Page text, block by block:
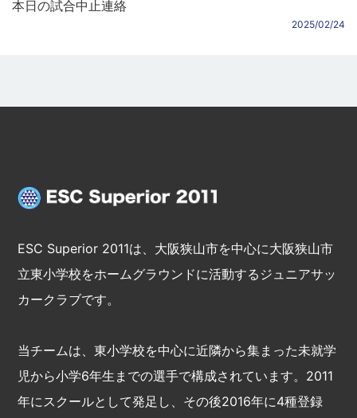
本日の試合中止連絡
2025/02/24
ESC Superior 2011は、大阪狭山市を中心に大阪狭山市
立東小学校をホームグラウンドに活動するジュニアサッ
カークラブです。
当チームは、東小学校を中心に近隣から集まった未就学
児から小学6年生までの選手で構成されています。2011
年にスクールとして発足し、その後2016年に4種登録